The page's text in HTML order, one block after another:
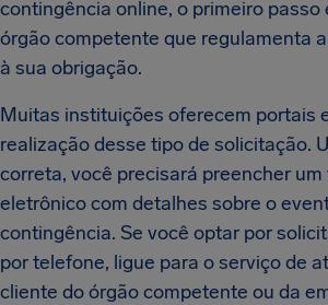
contingência online, o primeiro passo
órgão competente que regulamenta
à sua obrigação.
Muitas instituições oferecem portais
realização desse tipo de solicitação.
correta, você precisará preencher
eletrônico com detalhes sobre o
contingência. Se você optar por
por telefone, ligue para o serviço de
cliente do órgão competente ou da